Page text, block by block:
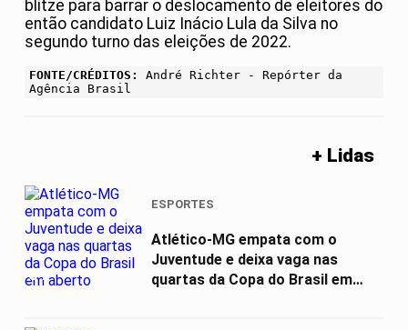
blitze para barrar o deslocamento de eleitores do
então candidato Luiz Inácio Lula da Silva no
segundo turno das eleições de 2022.
FONTE/CRÉDITOS:
André Richter - Repórter da
Agência Brasil
+ Lidas
01
ESPORTES
Atlético-MG empata com o
Juventude e deixa vaga nas
quartas da Copa do Brasil em